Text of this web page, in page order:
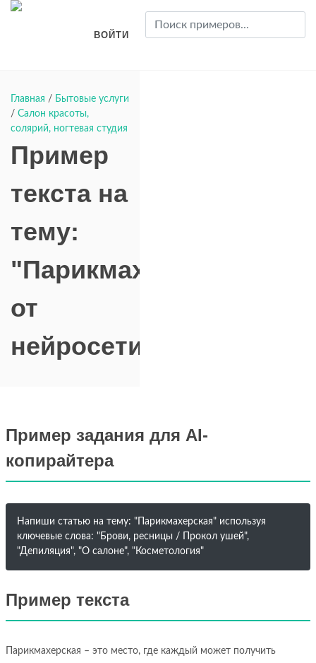
ВОЙТИ
Главная / Бытовые услуги
/ Салон красоты,
солярий, ногтевая студия
Пример
текста на
тему:
"Парикмахерская"
от
нейросети
Пример задания для AI-
копирайтера
Напиши статью на тему: "Парикмахерская" используя
ключевые слова: "Брови, ресницы / Прокол ушей",
"Депиляция", "О салоне", "Косметология"
Пример текста
Парикмахерская – это место, где каждый может получить